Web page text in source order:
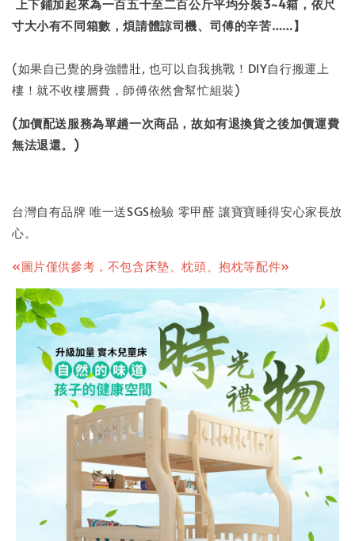
寸大小有不同箱數，煩請體諒司機、司傅的辛苦……】
(如果自已覺的身強體壯, 也可以自我挑戰！DIY自行搬運上
樓！就不收樓層費，師傅依然會幫忙組裝)
(加價配送服務為單趟一次商品，故如有退換貨之後加價運費
無法退還。)
台灣自有品牌 唯一送SGS檢驗 零甲醛 讓寶寶睡得安心家長放
心。
«圖片僅供參考，不包含床墊、枕頭、抱枕等配件»